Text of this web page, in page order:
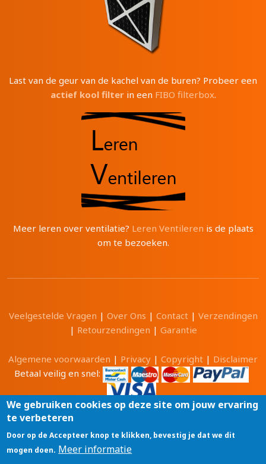
Last van de geur van de kachel van de buren? Probeer een
actief kool filterin een FIBO filterbox.
Meer leren over ventilatie? Leren Ventileren is de plaats
om te bezoeken.
Veelgestelde Vragen | Over Ons | Contact| Verzendingen
| Retourzendingen | Garantie
Algemene voorwaarden | Privacy | Copyright | Disclaimer
Betaal veilig en snel:
Alle prijzen zijn in Euro en inclusief 21% BTW.
Luchtwinkel.be® is een merk van
We gebruiken cookies op deze site om jouw ervaring
te verbeteren
Door op de Accepteer knop te klikken, bevestig je dat we dit
mogen doen. Meer informatie